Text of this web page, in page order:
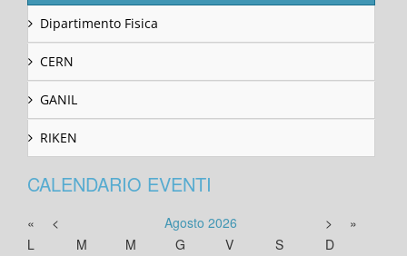
Dipartimento Fisica
CERN
GANIL
RIKEN
CALENDARIO EVENTI
« < Agosto 2026 >
»
L
M M G V S
D